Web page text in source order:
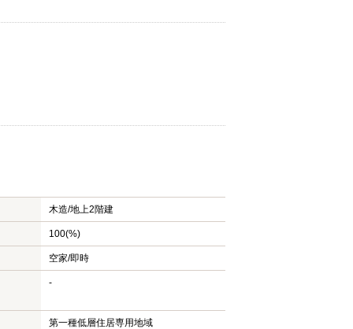
木造/地上2階建
100(%)
空家/即時
-
第一種低層住居専用地域